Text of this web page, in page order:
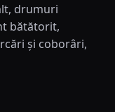
drumuri
bătătorit,
și coborâri,